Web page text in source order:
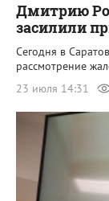
Дмитрию
засилили
Сегодня в
рассмотрение
23 июля 14:31